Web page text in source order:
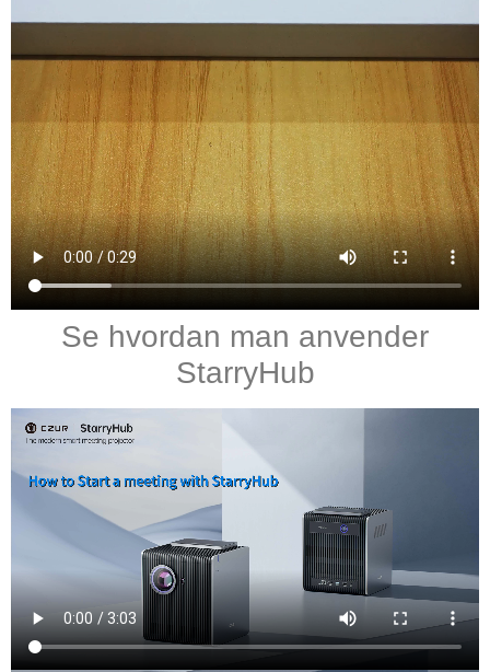
Se hvordan man anvender
StarryHub